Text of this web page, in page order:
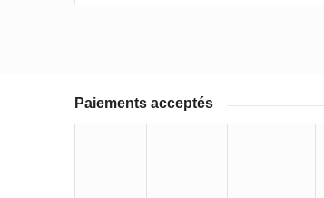
Paiements acceptés